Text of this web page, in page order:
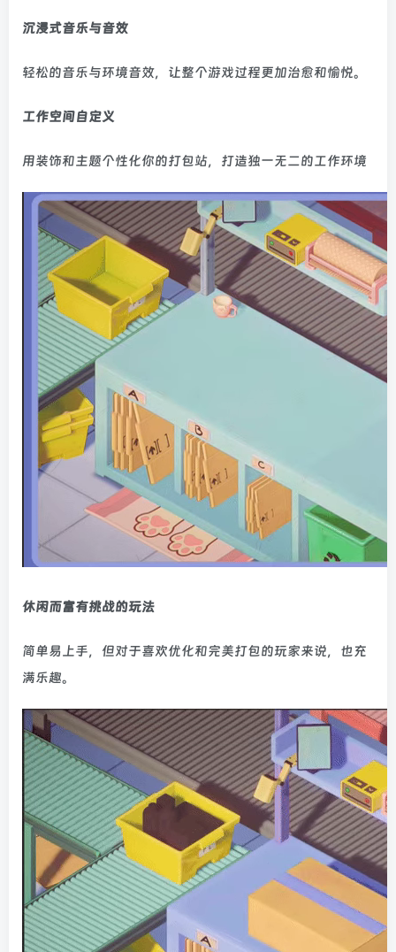
沉浸式音乐与音效
轻松的音乐与环境音效，让整个游戏过程更加治愈和愉悦。
工作空间自定义
用装饰和主题个性化你的打包站，打造独一无二的工作环境
休闲而富有挑战的玩法
简单易上手，但对于喜欢优化和完美打包的玩家来说，也充
满乐趣。